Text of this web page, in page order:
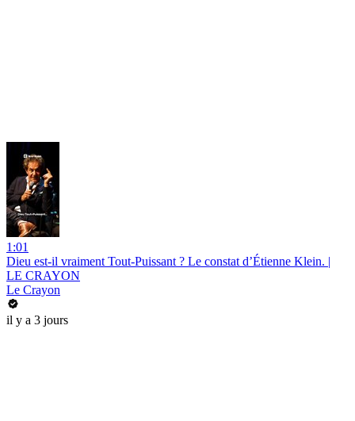
1:01
Dieu est-il vraiment Tout-Puissant ? Le constat d’Étienne Klein. |
LE CRAYON
Le Crayon
il y a 3 jours